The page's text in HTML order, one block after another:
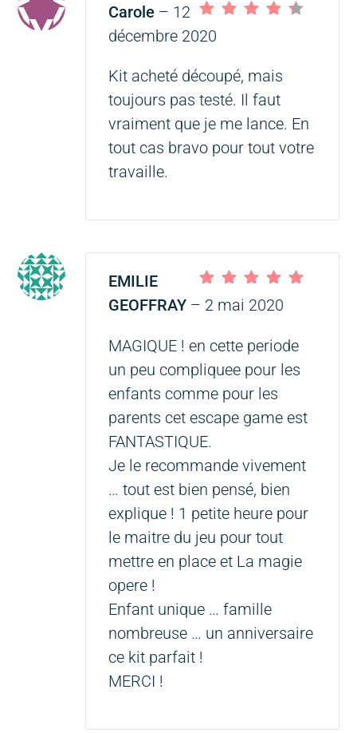
Note
Carole – 12
décembre 2020
Kit acheté découpé, mais
toujours pas testé. Il faut
vraiment que je me lance. En
tout cas bravo pour tout votre
travaille.
Note 5sur 5
EMILIE
GEOFFRAY – 2 mai 2020
MAGIQUE ! en cette periode
un peu compliquee pour les
enfants comme pour les
parents cet escape game est
FANTASTIQUE.
Je le recommande vivement
… tout est bien pensé, bien
explique ! 1 petite heure pour
le maitre du jeu pour tout
mettre en place et La magie
opere !
Enfant unique … famille
nombreuse … un anniversaire
ce kit parfait !
MERCI !